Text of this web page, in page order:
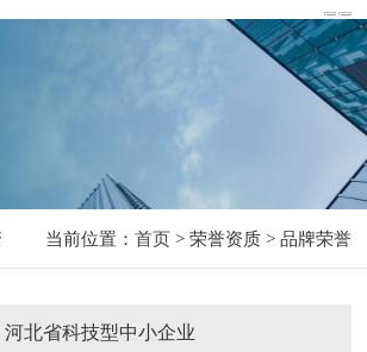
当前位置： 首页> 荣誉资质 > 品牌荣誉
河北省科技型中小企业